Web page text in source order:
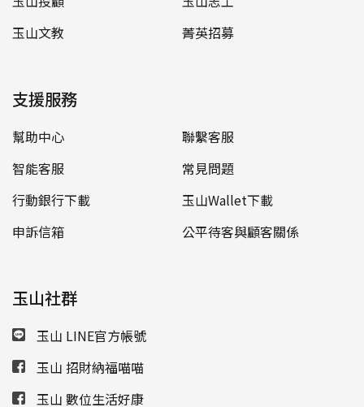
玉山文教
菁英招募
支援服務
幫助中心
聯繫客服
智能客服
常見問題
行動銀行下載
玉山Wallet下載
申訴信箱
公平待客與顧客關係
玉山社群
玉山 LINE官方帳號
玉山 招財納福喵喵
玉山 數位生活好康